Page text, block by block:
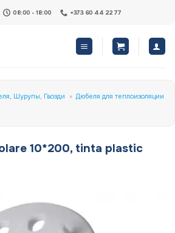
08:00 - 18:00 +373 60 44 22 77
Шурупы, Гвозди » Дюбеля для теплоизоляции
10*200, tinta plastic